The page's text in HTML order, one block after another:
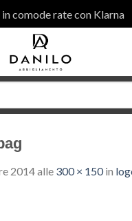
comode rate con Klarna
2014alle 300 × 150in